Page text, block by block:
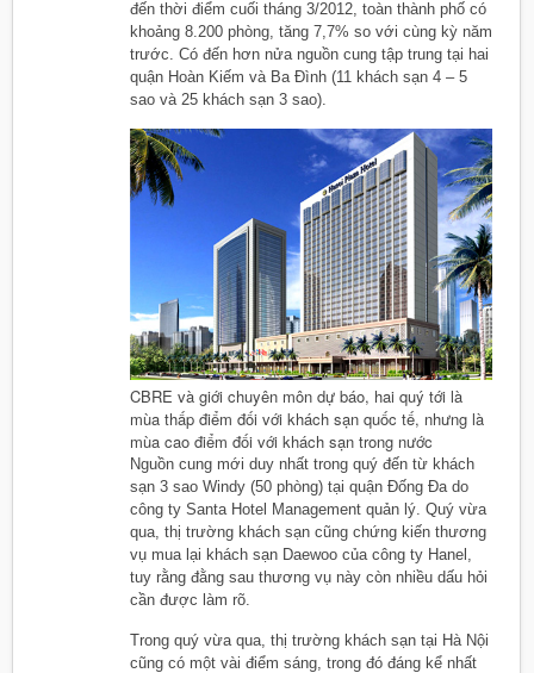
đến thời điểm cuối tháng 3/2012, toàn thành phố có
khoảng 8.200 phòng, tăng 7,7% so với cùng kỳ năm
trước. Có đến hơn nửa nguồn cung tập trung tại hai
quận Hoàn Kiếm và Ba Đình (11 khách sạn 4 – 5
sao và 25 khách sạn 3 sao).
CBRE và giới chuyên môn dự báo, hai quý tới là
mùa thấp điểm đối với khách sạn quốc tế, nhưng là
mùa cao điểm đối với khách sạn trong nước
Nguồn cung mới duy nhất trong quý đến từ khách
sạn 3 sao Windy (50 phòng) tại quận Đống Đa do
công ty Santa Hotel Management quản lý. Quý vừa
qua, thị trường khách sạn cũng chứng kiến thương
vụ mua lại khách sạn Daewoo của công ty Hanel,
tuy rằng đằng sau thương vụ này còn nhiều dấu hỏi
cần được làm rõ.
Trong quý vừa qua, thị trường khách sạn tại Hà Nội
cũng có một vài điểm sáng, trong đó đáng kể nhất